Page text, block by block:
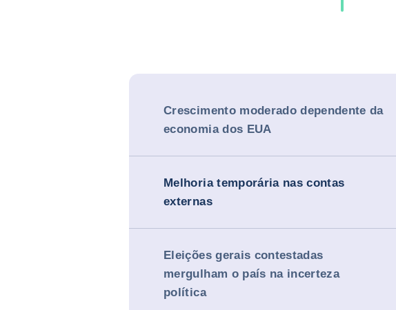
Crescimento moderado dependente da
economia dos EUA
Melhoria temporária nas contas
externas
Eleições gerais contestadas
mergulham o país na incerteza
política